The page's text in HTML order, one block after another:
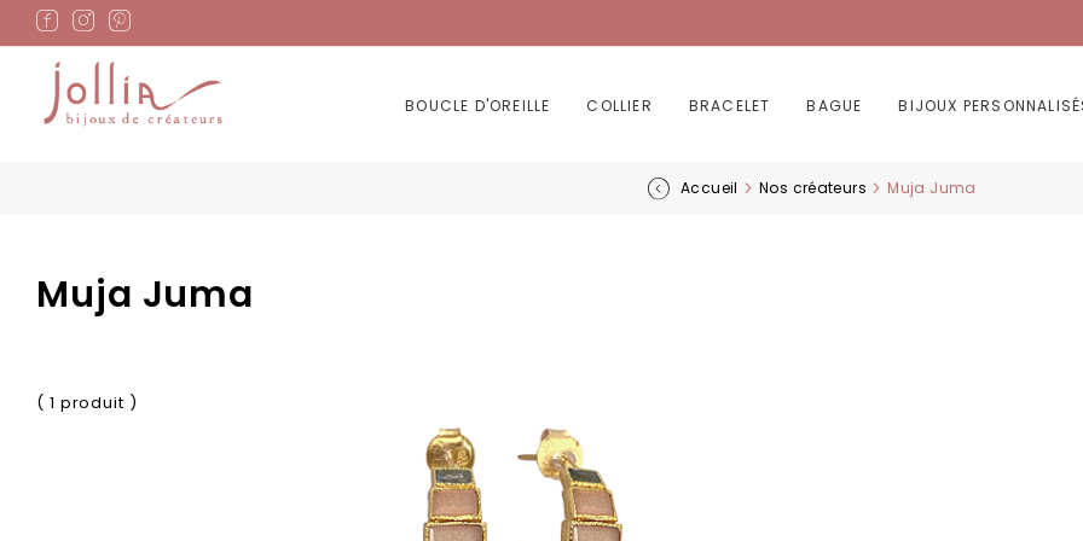
Allez
au
contenu
BOUCLE D'OREILLE COLLIER BRACELET BAGUE BIJOUX
Accueil Nos créateurs Muja Juma
Muja Juma
( 1 produit )